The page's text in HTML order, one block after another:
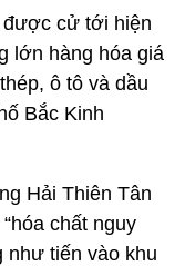
được cử tới hiện
lớn hàng hóa giá
ô tô và dầu
Bắc Kinh
Hải Thiên Tân
chất nguy
như tiến vào khu